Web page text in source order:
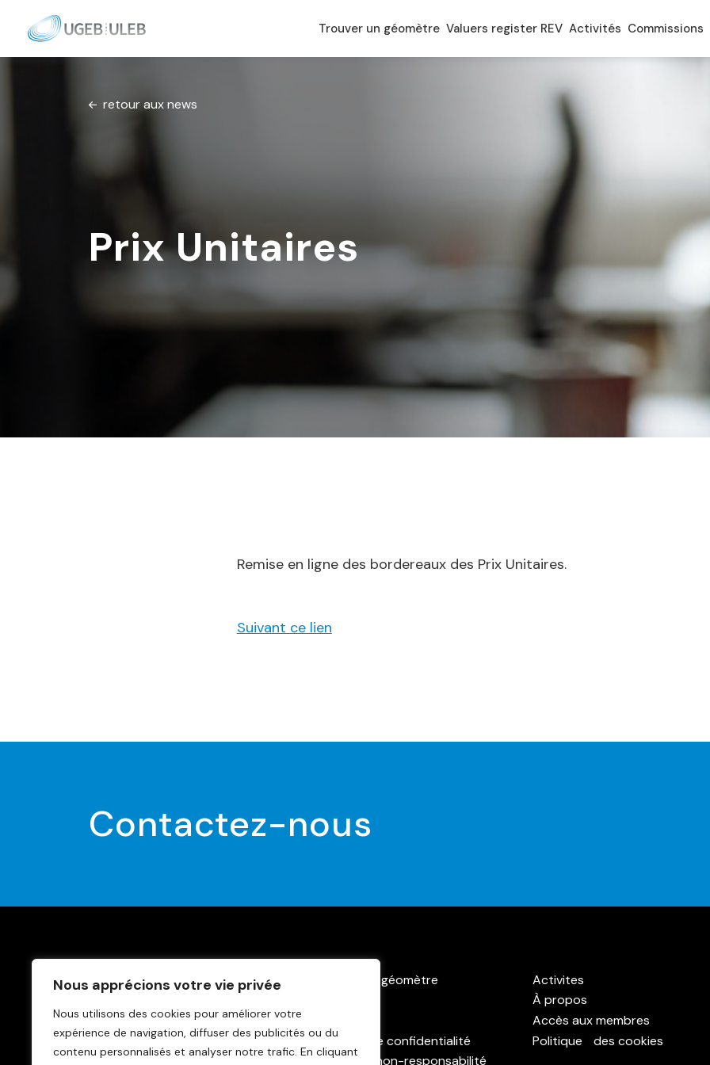
Nous apprécions votre vie privée
Nous utilisons des cookies pour améliorer votre
expérience de navigation, diffuser des publicités ou du
contenu personnalisés et analyser notre trafic. En cliquant
Trouver un géomètre Valuers register REV Activités Commissions
retour aux news
Prix Unitaires
Remise en ligne des bordereaux des Prix Unitaires.
Suivant ce lien
Contactez-nous
Trouver un géomètre
Activites
À propos
Accès aux membres
Politique de confidentialité
Politique des cookies
Clause de non-responsabilité